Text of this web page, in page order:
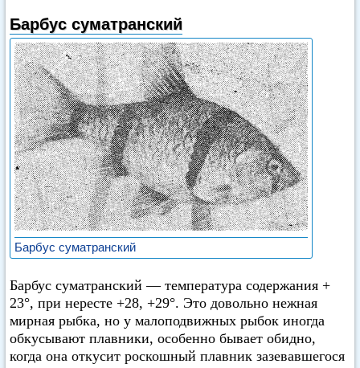
Барбус суматранский
Барбус суматранский
Барбус суматранский — температура содержания +
23°, при нересте +28, +29°. Это довольно нежная
мирная рыбка, но у малоподвижных рыбок иногда
обкусывают плавники, особенно бывает обидно,
когда она откусит роскошный плавник зазевавшегося